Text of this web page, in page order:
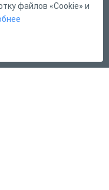
файлов «Cookie» и